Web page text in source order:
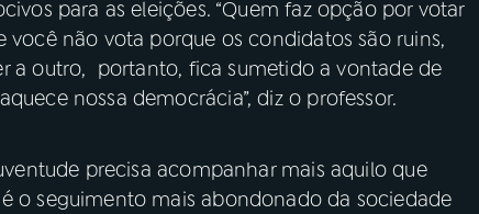
para as eleições. “Quem faz opção por votar
não vota porque os condidatos são ruins,
a outro, portanto, fica sumetido a vontade de
nossa democrácia”, diz o professor.
precisa acompanhar mais aquilo que
o seguimento mais abondonado da sociedade